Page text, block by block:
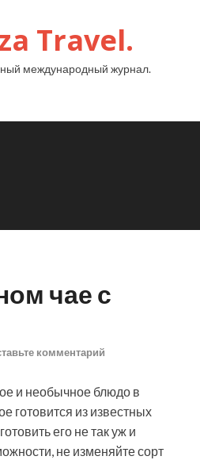
Travel.
международный журнал.
чае с
комментарий
и необычное блюдо в
готовится из известных
его не так уж и
не изменяйте сорт